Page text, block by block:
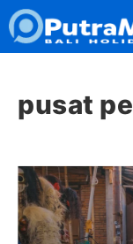
Langsung
ke
isi
pusat